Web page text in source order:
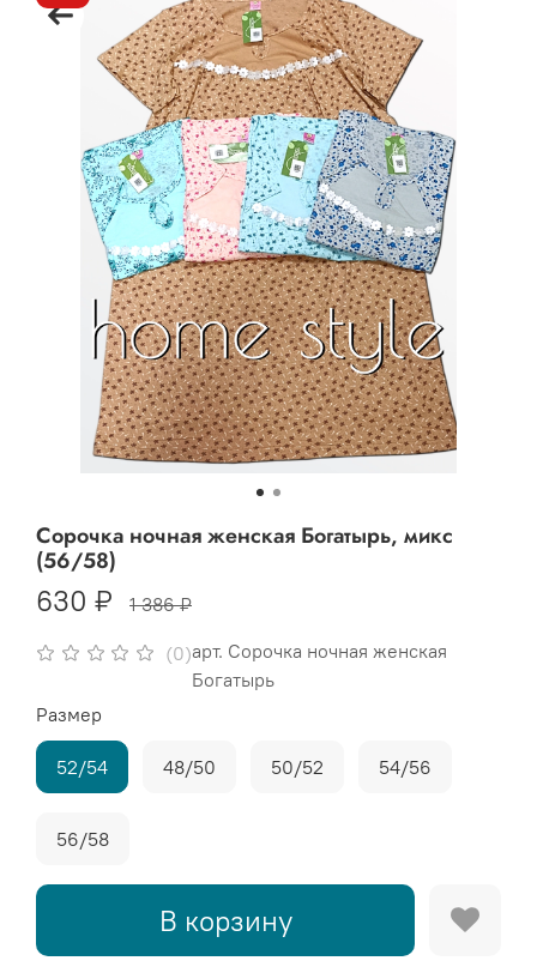
(0)арт. Сорочка ночная женская
Богатырь
Сорочка ночная женская Богатырь, микс
(56/58)
630 ₽ 1 386 ₽
В корзину
Размер
52/54 48/50 50/52 54/56
56/58